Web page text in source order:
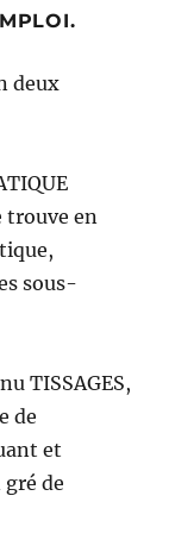
deux
trouve en
sous-
TISSAGES,
de
et
de